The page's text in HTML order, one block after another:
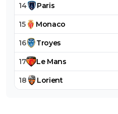
14 Paris
15 Monaco
16 Troyes
17 Le Mans
18 Lorient